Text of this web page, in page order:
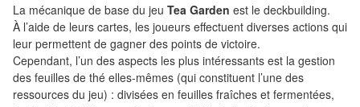
société
Jeux
de
cartes
La mécanique de base du jeu Tea Garden est le deckbuilding.
À l’aide de leurs cartes, les joueurs effectuent diverses actions qui
leur permettent de gagner des points de victoire.
Cependant, l’un des aspects les plus intéressants est la gestion
des feuilles de thé elles-mêmes (qui constituent l’une des
ressources du jeu) : divisées en feuilles fraîches et fermentées,